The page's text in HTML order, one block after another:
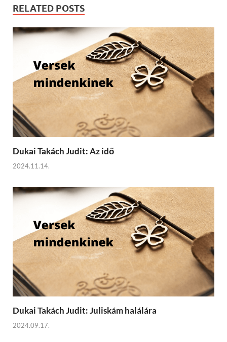
RELATED POSTS
Dukai Takách Judit: Az idő
2024.11.14.
Dukai Takách Judit: Juliskám halálára
2024.09.17.